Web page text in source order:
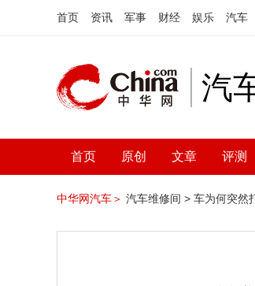
首页 资讯 军事 财经 娱乐 汽车
汽
首页 原创 文章 评测
中华网汽车＞ 汽车维修间 > 车为何突然